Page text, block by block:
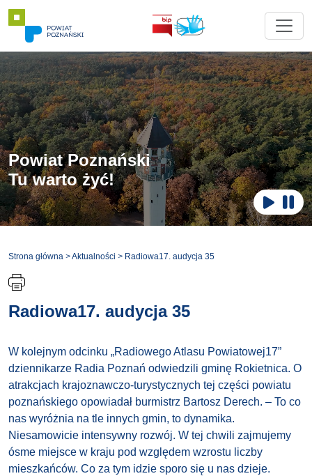
Powiat Poznański
Tu warto żyć!
Strona główna >Aktualności > Radiowa17. audycja 35
Radiowa17. audycja 35
W kolejnym odcinku „Radiowego Atlasu Powiatowej17”
dziennikarze Radia Poznań odwiedzili gminę Rokietnica. O
atrakcjach krajoznawczo-turystycznych tej części powiatu
poznańskiego opowiadał burmistrz Bartosz Derech. – To co
nas wyróżnia na tle innych gmin, to dynamika.
Niesamowicie intensywny rozwój. W tej chwili zajmujemy
ósme miejsce w kraju pod względem wzrostu liczby
mieszkańców. Co za tym idzie sporo się u nas dzieje.